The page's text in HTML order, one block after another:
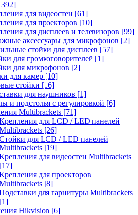
[392]
для видеостен [61]
для проекторов [10]
для дисплеев и телевизоров [99]
аксессуары для микрофонов [2]
стойки для дисплеев [57]
для громкоговорителей [1]
для микрофонов [2]
для камер [10]
стойки [16]
для наушников [1]
и подстолья с регулировкой [6]
Multibrackets [71]
Крепления для LCD / LED панелей
Multibrackets [26]
Стойки для LCD / LED панелей
Multibrackets [19]
Крепления для видеостен Multibrackets
[17]
Крепления для проекторов
Multibrackets [8]
Подставки для гарнитуры Multibrackets
[1]
Hikvision [6]